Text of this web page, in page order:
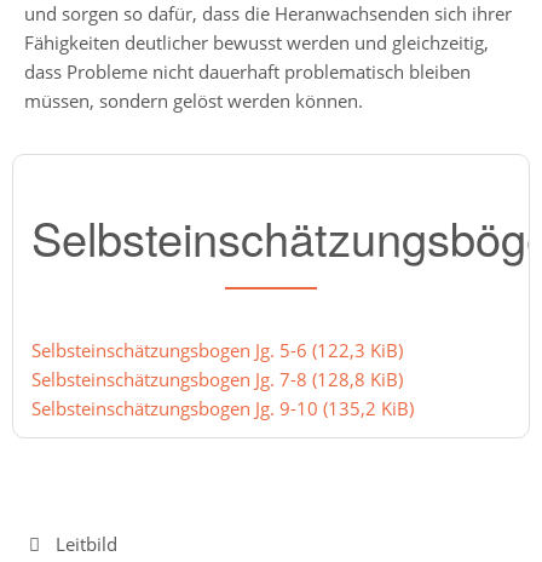
Förderverein
So
arbeiten
Leitbild
Abschlüsse
Pausenangebot
und sorgen so dafür, dass die Heranwachsenden sich ihrer
Fähigkeiten deutlicher bewusst werden und gleichzeitig,
dass Probleme nicht dauerhaft problematisch bleiben
müssen, sondern gelöst werden können.
Selbsteinschätzungsbogen Jg. 5-6 (122,3 KiB)
Selbsteinschätzungsbogen Jg. 7-8 (128,8 KiB)
Selbsteinschätzungsbogen Jg. 9-10 (135,2 KiB)
Navigation
Leitbild